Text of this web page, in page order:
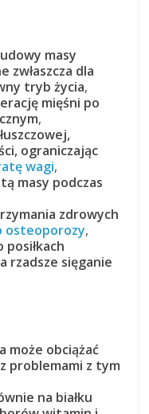
masy
dla
tryb życia,
mięśni po
,
ograniczając
wagi,
masy podczas
zdrowych
osteoporozy,
posiłkach
rzadsze sięganie
może obciążać
problemami z tym
na białku